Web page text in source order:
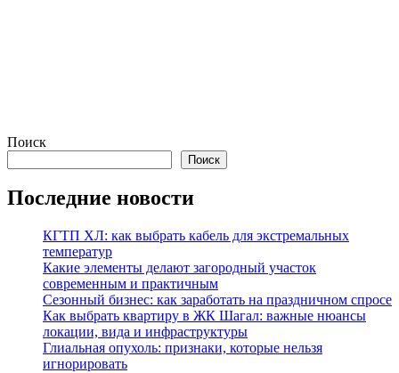
Поиск
Поиск
Последние новости
КГТП ХЛ: как выбрать кабель для экстремальных
температур
Какие элементы делают загородный участок
современным и практичным
Сезонный бизнес: как заработать на праздничном спросе
Как выбрать квартиру в ЖК Шагал: важные нюансы
локации, вида и инфраструктуры
Глиальная опухоль: признаки, которые нельзя
игнорировать